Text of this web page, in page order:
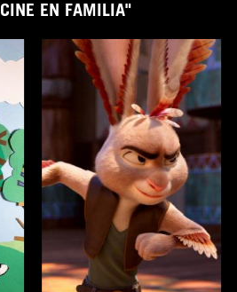
EN FAMILIA"